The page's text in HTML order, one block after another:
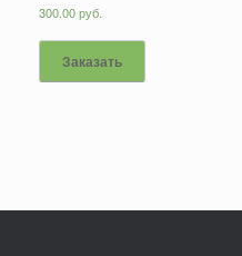
300.00руб.
Заказать